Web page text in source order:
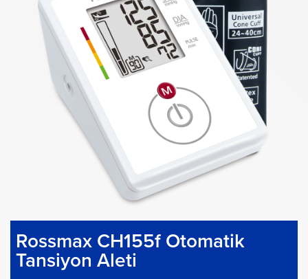
Rossmax CH155f Otomatik
Tansiyon Aleti